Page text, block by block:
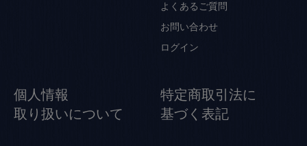
よくあるご質問
お問い合わせ
ログイン
個人情報
取り扱いについて
特定商取引法に
基づく表記